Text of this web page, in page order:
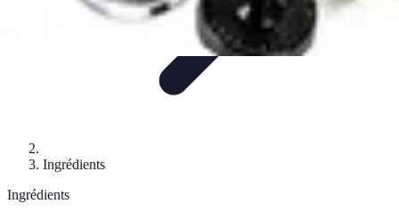
Ingrédients
Ingrédients